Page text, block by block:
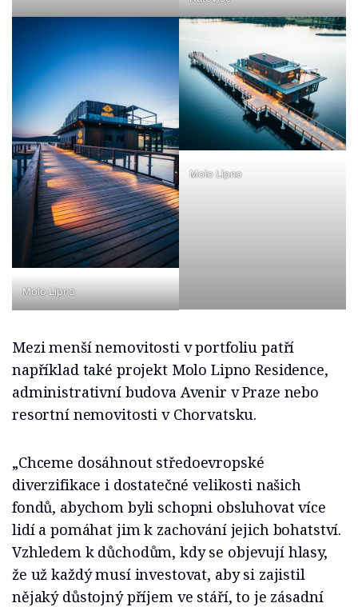
Molo Lipno
Molo Lipno
Mezi menší nemovitosti v portfoliu patří
například také projekt Molo Lipno Residence,
administrativní budova Avenir v Praze nebo
resortní nemovitosti v Chorvatsku.
„Chceme dosáhnout středoevropské
diverzifikace i dostatečné velikosti našich
fondů, abychom byli schopni obsluhovat více
lidí a pomáhat jim k zachování jejich bohatství.
Vzhledem k důchodům, kdy se objevují hlasy,
že už každý musí investovat, aby si zajistil
nějaký důstojný příjem ve stáří, to je zásadní